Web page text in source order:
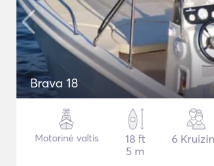
Brava 18
Motorinė valtis
18 ft
5 m
6